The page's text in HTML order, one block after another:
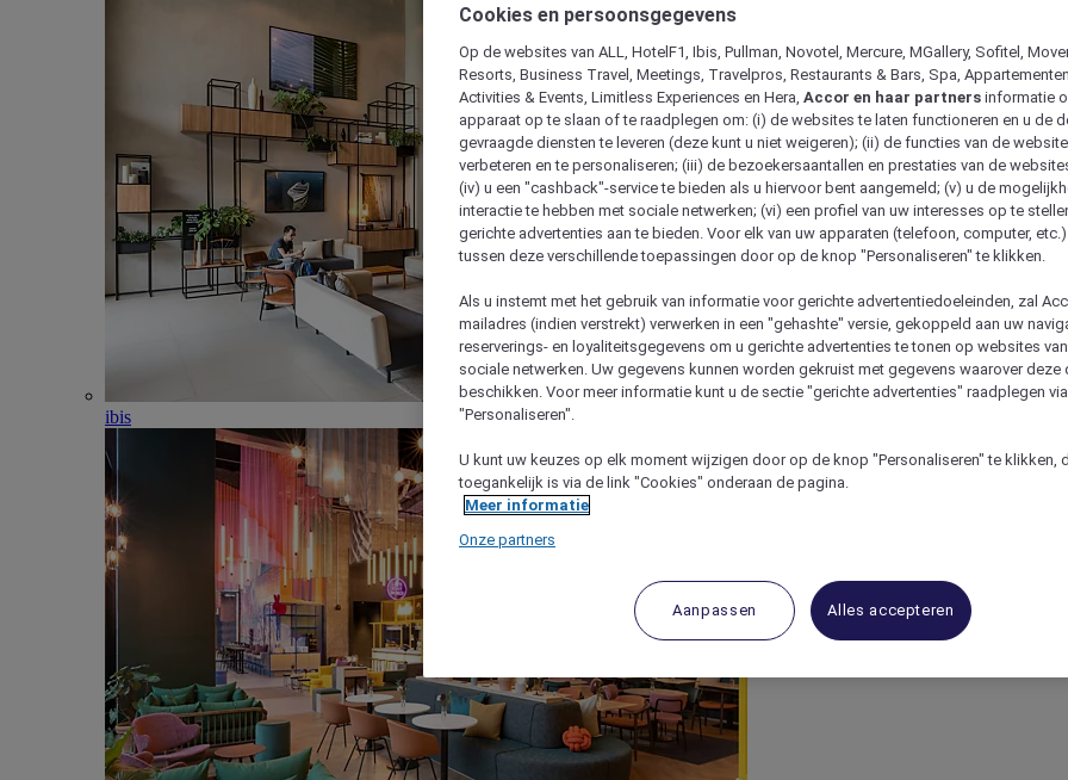
ibis
Cookies en persoonsgegevens
Op de websites van ALL, HotelF1, Ibis, Pullman, Novotel, Mercure, MGallery, Sofitel,
Resorts, Business Travel, Meetings, Travelpros, Restaurants & Bars, Spa,
Activities & Events, Limitless Experiences en Hera, Accor en haar partners informatie
apparaat op te slaan of te raadplegen om: (i) de websites te laten functioneren en u de
gevraagde diensten te leveren (deze kunt u niet weigeren); (ii) de functies van de
verbeteren en te personaliseren; (iii) de bezoekersaantallen en prestaties van de
(iv) u een "cashback"-service te bieden als u hiervoor bent aangemeld; (v) u de
interactie te hebben met sociale netwerken; (vi) een profiel van uw interesses op te
gerichte advertenties aan te bieden. Voor elk van uw apparaten (telefoon, computer,
tussen deze verschillende toepassingen door op de knop "Personaliseren" te klikken.
Als u instemt met het gebruik van informatie voor gerichte advertentiedoeleinden, zal
mailadres (indien verstrekt) verwerken in een "gehashte" versie, gekoppeld aan uw
reserverings- en loyaliteitsgegevens om u gerichte advertenties te tonen op websites
sociale netwerken. Uw gegevens kunnen worden gekruist met gegevens waarover deze
beschikken. Voor meer informatie kunt u de sectie "gerichte advertenties" raadplegen
"Personaliseren".
U kunt uw keuzes op elk moment wijzigen door op de knop "Personaliseren" te klikken,
toegankelijk is via de link "Cookies" onderaan de pagina.
Meer informatie
Onze partners
Aanpassen Alles accepteren